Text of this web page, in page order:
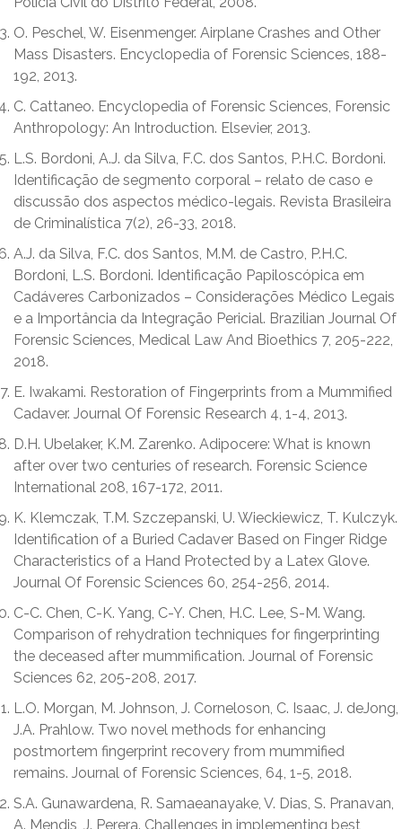
O. Peschel, W. Eisenmenger. Airplane Crashes and Other
Mass Disasters. Encyclopedia of Forensic Sciences, 188-
192, 2013.
C. Cattaneo. Encyclopedia of Forensic Sciences, Forensic
Anthropology: An Introduction. Elsevier, 2013.
L.S. Bordoni, A.J. da Silva, F.C. dos Santos, P.H.C. Bordoni.
Identificação de segmento corporal – relato de caso e
discussão dos aspectos médico-legais. Revista Brasileira
de Criminalística 7(2), 26-33, 2018.
A.J. da Silva, F.C. dos Santos, M.M. de Castro, P.H.C.
Bordoni, L.S. Bordoni. Identificação Papiloscópica em
Cadáveres Carbonizados – Considerações Médico Legais
e a Importância da Integração Pericial. Brazilian Journal Of
Forensic Sciences, Medical Law And Bioethics 7, 205-222,
2018.
E. Iwakami. Restoration of Fingerprints from a Mummified
Cadaver. Journal Of Forensic Research 4, 1-4, 2013.
D.H. Ubelaker, K.M. Zarenko. Adipocere: What is known
after over two centuries of research. Forensic Science
International 208, 167-172, 2011.
K. Klemczak, T.M. Szczepanski, U. Wieckiewicz, T. Kulczyk.
Identification of a Buried Cadaver Based on Finger Ridge
Characteristics of a Hand Protected by a Latex Glove.
Journal Of Forensic Sciences 60, 254-256, 2014.
C-C. Chen, C-K. Yang, C-Y. Chen, H.C. Lee, S-M. Wang.
Comparison of rehydration techniques for fingerprinting
the deceased after mummification. Journal of Forensic
Sciences 62, 205-208, 2017.
L.O. Morgan, M. Johnson, J. Corneloson, C. Isaac, J. deJong,
J.A. Prahlow. Two novel methods for enhancing
postmortem fingerprint recovery from mummified
remains. Journal of Forensic Sciences, 64, 1-5, 2018.
S.A. Gunawardena, R. Samaeanayake, V. Dias, S. Pranavan,
A. Mendis, J. Perera. Challenges in implementing best